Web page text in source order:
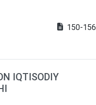
yordamida moliyaviy
150-156
IQTISODIY